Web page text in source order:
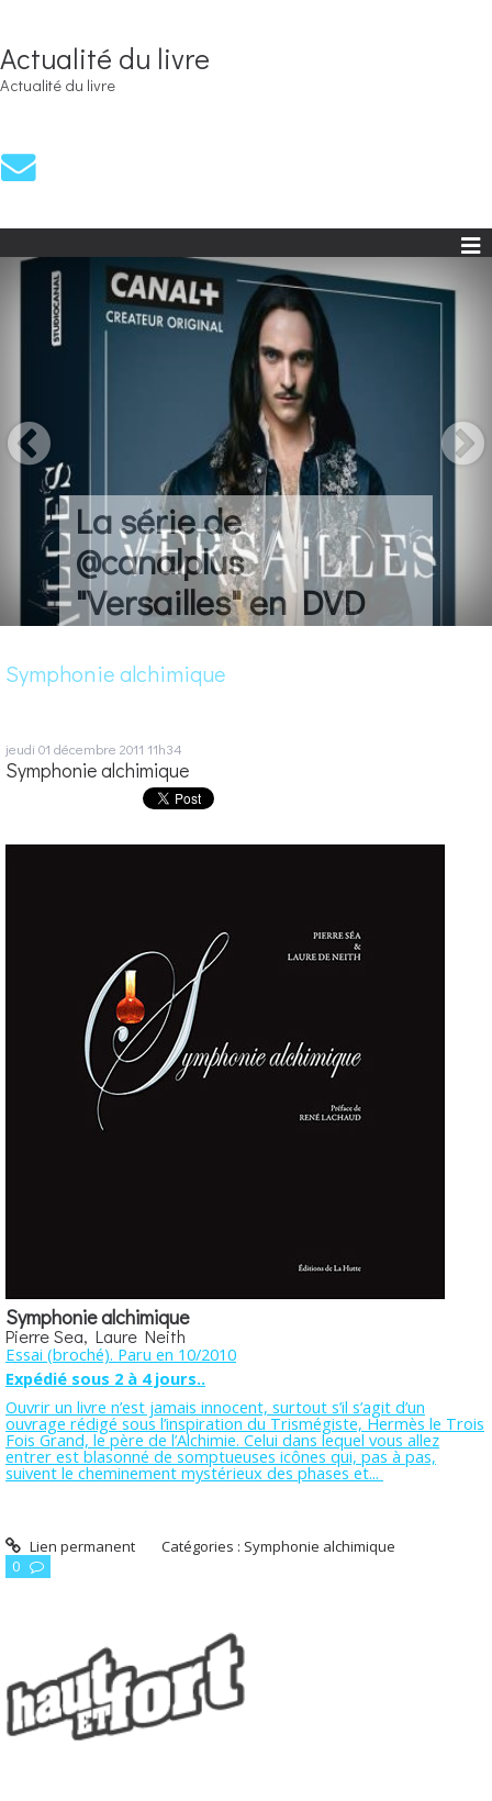
Actualité du livre
Actualité du livre
La série de
@canalplus
"Versailles" en DVD
Symphonie alchimique
jeudi 01 décembre 2011 11h34
Symphonie alchimique
Symphonie alchimique
Pierre Sea, Laure Neith
Essai (broché). Paru en 10/2010
Expédié sous 2 à 4 jours..
Ouvrir un livre n’est jamais innocent, surtout s’il s’agit d’un
ouvrage rédigé sous l’inspiration du Trismégiste, Hermès le Trois
Fois Grand, le père de l’Alchimie. Celui dans lequel vous allez
entrer est blasonné de somptueuses icônes qui, pas à pas,
suivent le cheminement mystérieux des phases et...
Lien permanent Catégories : Symphonie alchimique
0